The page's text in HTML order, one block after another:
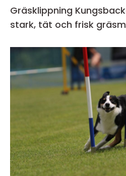
Gräsklippning
stark, tät och frisk